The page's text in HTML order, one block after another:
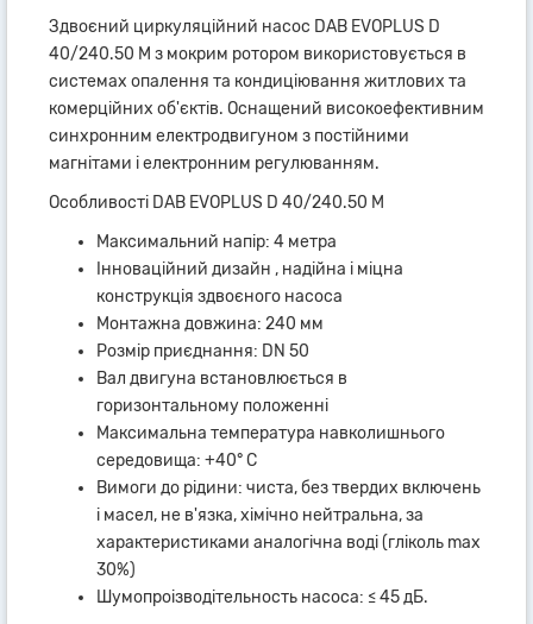
Здвоєний циркуляційний насос DAB EVOPLUS D
40/240.50 M з мокрим ротором використовується в
системах опалення та кондиціювання житлових та
комерційних об'єктів. Оснащений високоефективним
синхронним електродвигуном з постійними
магнітами і електронним регулюванням.
Особливості DAB EVOPLUS D 40/240.50 M
Максимальний напір: 4 метра
Інноваційний дизайн , надійна і міцна
конструкція здвоєного насоса
Монтажна довжина: 240 мм
Розмір приєднання: DN 50
Вал двигуна встановлюється в
горизонтальному положенні
Максимальна температура навколишнього
середовища: +40° C
Вимоги до рідини: чиста, без твердих включень
і масел, не в'язка, хімічно нейтральна, за
характеристиками аналогічна воді (гліколь max
30%)
Шумопроізводітельность насоса: ≤ 45 дБ.